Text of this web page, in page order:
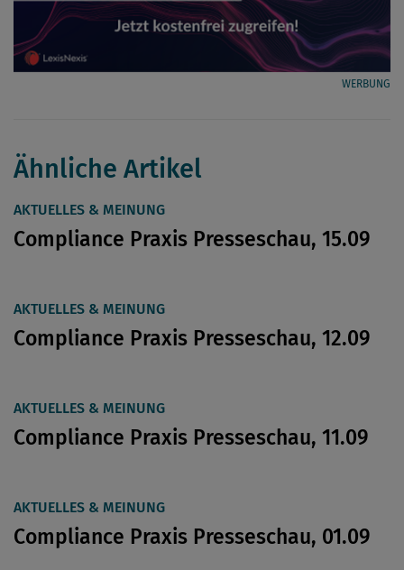
WERBUNG
Ähnliche Artikel
AKTUELLES & MEINUNG
Compliance Praxis Presseschau, 15.09
AKTUELLES & MEINUNG
Compliance Praxis Presseschau, 12.09
AKTUELLES & MEINUNG
Compliance Praxis Presseschau, 11.09
AKTUELLES & MEINUNG
Compliance Praxis Presseschau, 01.09